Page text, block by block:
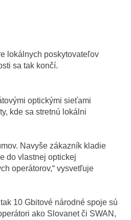
lokálnych poskytovateľov
sa tak končí.
optickými sieťami
kde sa stretnú lokálni
Navyše zákazník kladie
do vlastnej optickej
operátorov,“ vysvetľuje
10 Gbitové národné spoje sú
ako Slovanet či SWAN,